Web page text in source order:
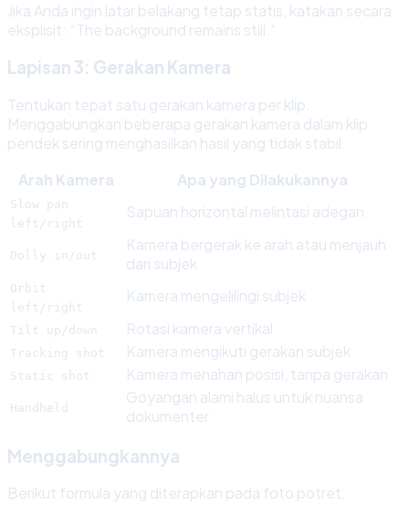
Jika Anda ingin latar belakang tetap statis, katakan secara
eksplisit: “The background remains still.”
Lapisan 3: Gerakan Kamera
Tentukan tepat satu gerakan kamera per klip.
Menggabungkan beberapa gerakan kamera dalam klip
pendek sering menghasilkan hasil yang tidak stabil.
Arah Kamera
Apa yang Dilakukannya
Slow pan
left/right
Sapuan horizontal melintasi adegan
Dolly in/out
Kamera bergerak ke arah atau menjauh
dari subjek
Orbit
left/right
Kamera mengelilingi subjek
Tilt up/down Rotasi kamera vertikal
Tracking shot Kamera mengikuti gerakan subjek
Static shot Kamera menahan posisi, tanpa gerakan
Handheld
Goyangan alami halus untuk nuansa
dokumenter
Menggabungkannya
Berikut formula yang diterapkan pada foto potret: